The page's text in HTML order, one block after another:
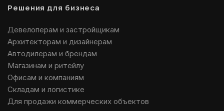
Решения для бизнеса
Девелоперам и застройщикам
Архитекторам и дизайнерам
Автодилерам и брендам
Магазинам и ритейлу
Офисам и компаниям
Складам и логистике
Для продажи коммерческих объектов